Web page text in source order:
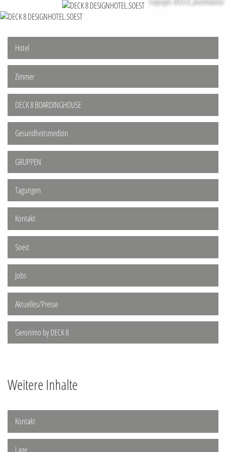
Hotel
Zimmer
DECK 8 BOARDINGHOUSE
Gesundheitsmedizin
GRUPPEN
Tagungen
Kontakt
Soest
Jobs
Aktuelles/Presse
Geronimo by DECK 8
Weitere Inhalte
Kontakt